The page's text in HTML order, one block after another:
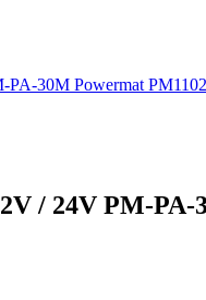
PA-30M Powermat PM1102
/ 24V PM-PA-